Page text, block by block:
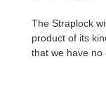
The Straplock
product of its
that we have no